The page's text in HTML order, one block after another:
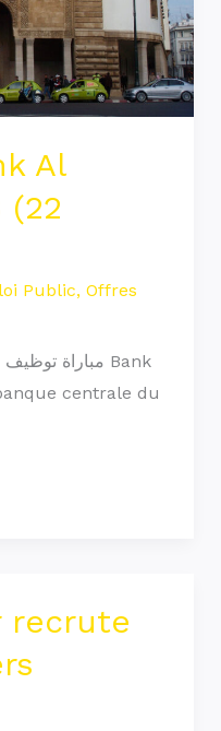
Al
(22
Public, Offres
centrale du
recrute